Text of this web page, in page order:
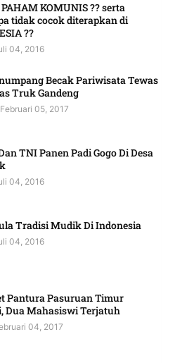
KOMUNIS ?? serta
tidak cocok diterapkan di
??
04, 2016
Becak Pariwisata Tewas
Truk Gandeng
05, 2017
TNI Panen Padi Gogo Di Desa
04, 2016
Tradisi Mudik Di Indonesia
04, 2016
Pantura Pasuruan Timur
Dua Mahasiswi Terjatuh
04, 2017